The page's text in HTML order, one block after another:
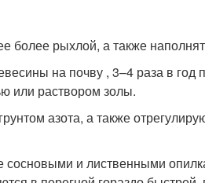
более рыхлой, а также
на почву , 3–4 раза в
или раствором золы.
азота, а также
и лиственными